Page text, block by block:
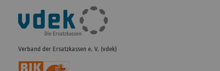
Fußleisten-
Navigation
Verband der Ersatzkassen e. V. (vdek)